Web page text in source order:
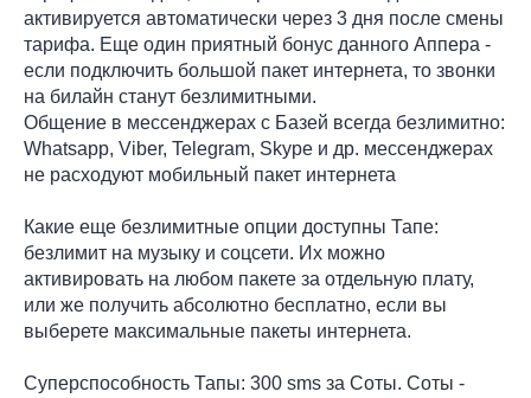
активируется автоматически через 3 дня после смены
тарифа. Еще один приятный бонус данного Аппера -
если подключить большой пакет интернета, то звонки
на билайн станут безлимитными.
Общение в мессенджерах с Базей всегда безлимитно:
Whatsapp, Viber, Telegram, Skype и др. мессенджерах
не расходуют мобильный пакет интернета
Какие еще безлимитные опции доступны Тапе:
безлимит на музыку и соцсети. Их можно
активировать на любом пакете за отдельную плату,
или же получить абсолютно бесплатно, если вы
выберете максимальные пакеты интернета.
Суперспособность Тапы: 300 sms за Соты. Соты -